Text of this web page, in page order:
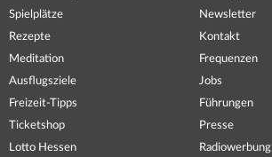
Spielplätze
Rezepte
Meditation
Ausflugsziele
Freizeit-Tipps
Ticketshop
Lotto Hessen
Newsletter
Kontakt
Frequenzen
Jobs
Führungen
Presse
Radiowerbung